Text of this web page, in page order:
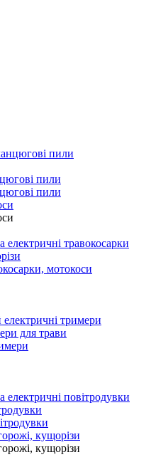
пили
пили
пили
електричні травокосарки
мотокоси
тримери
для трави
електричні повітродувки
кущорізи
кущорізи